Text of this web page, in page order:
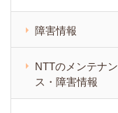
障害情報
NTTのメンテナン
ス・障害情報